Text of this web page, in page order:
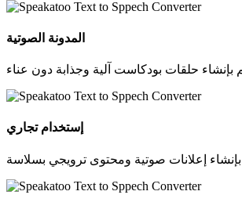
المدونة الصوتية
إستخدام تجاري